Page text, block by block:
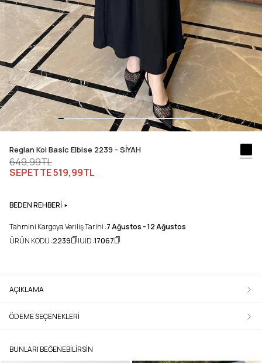
Reglan Kol Basic Elbise 2239 - SİYAH
649,99TL
SEPETTE519,99TL
BEDEN REHBERİ
Tahmini Kargoya Veriliş Tarihi :7 Ağustos - 12 Ağustos
ÜRÜN KODU :2239 UID :17067
AÇIKLAMA
ÖDEME SEÇENEKLERI
BUNLARI BEĞENEBILIRSIN